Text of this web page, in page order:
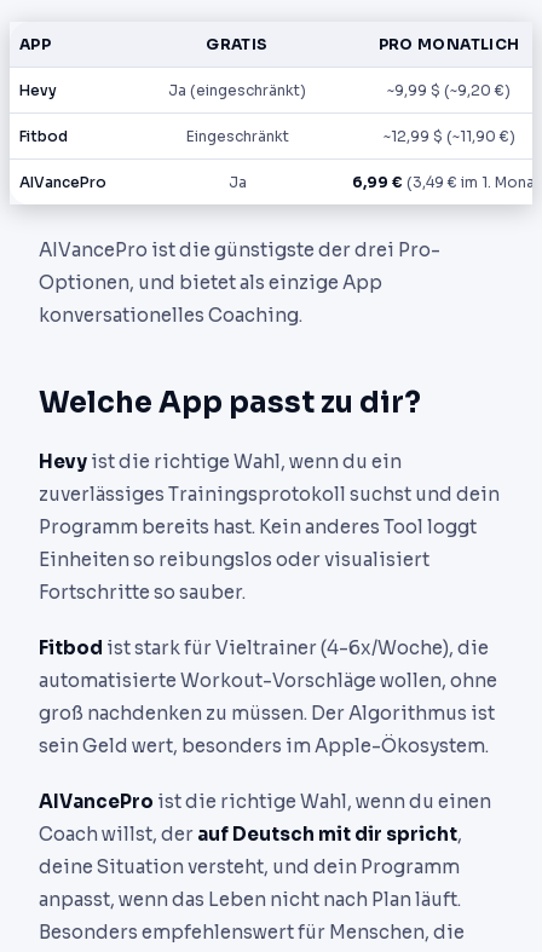
APP GRATIS PRO MONATLICH
Hevy Ja (eingeschränkt) ~9,99 $ (~9,20 €)
Fitbod Eingeschränkt ~12,99 $ (~11,90 €)
AIVancePro Ja 6,99 € (3,49 € im 1.
AIVancePro ist die günstigste der drei Pro-
Optionen, und bietet als einzige App
konversationelles Coaching.
Welche App passt zu dir?
Hevy ist die richtige Wahl, wenn du ein
zuverlässiges Trainingsprotokoll suchst und dein
Programm bereits hast. Kein anderes Tool loggt
Einheiten so reibungslos oder visualisiert
Fortschritte so sauber.
Fitbod ist stark für Vieltrainer (4-6x/Woche), die
automatisierte Workout-Vorschläge wollen, ohne
groß nachdenken zu müssen. Der Algorithmus ist
sein Geld wert, besonders im Apple-Ökosystem.
AIVancePro ist die richtige Wahl, wenn du einen
Coach willst, der auf Deutsch mit dir spricht,
deine Situation versteht, und dein Programm
anpasst, wenn das Leben nicht nach Plan läuft.
Besonders empfehlenswert für Menschen, die